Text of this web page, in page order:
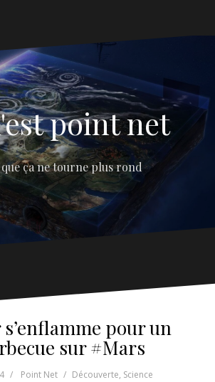
point net
ça ne tourne plus rond
pour un
sur #Mars
Point Net Découverte, Science